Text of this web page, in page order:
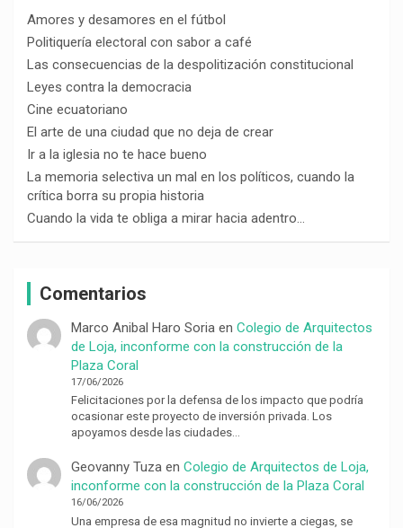
Amores y desamores en el fútbol
Politiquería electoral con sabor a café
Las consecuencias de la despolitización constitucional
Leyes contra la democracia
Cine ecuatoriano
El arte de una ciudad que no deja de crear
Ir a la iglesia no te hace bueno
La memoria selectiva un mal en los políticos, cuando la
crítica borra su propia historia
Cuando la vida te obliga a mirar hacia adentro…
Comentarios
Marco Anibal Haro Soriaen Colegio de Arquitectos
de Loja, inconforme con la construcción de la
Plaza Coral
17/06/2026
Felicitaciones por la defensa de los impacto que podría
ocasionar este proyecto de inversión privada. Los
apoyamos desde las ciudades…
Geovanny Tuzaen Colegio de Arquitectos de Loja,
inconforme con la construcción de la Plaza Coral
16/06/2026
Una empresa de esa magnitud no invierte a ciegas, se